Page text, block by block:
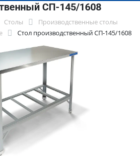
СП-145/1608
Столы
Производственные столы
Стол производственный СП-145/1608